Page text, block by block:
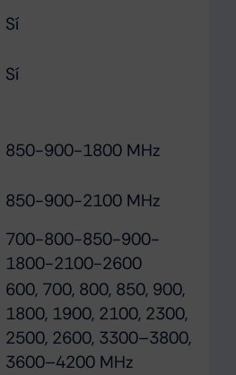
Sí
Sí
850-900-1800 MHz
850-900-2100 MHz
700-800-850-900-
1800-2100-2600
600, 700, 800, 850, 900,
1800, 1900, 2100, 2300,
2500, 2600, 3300–3800,
3600–4200 MHz